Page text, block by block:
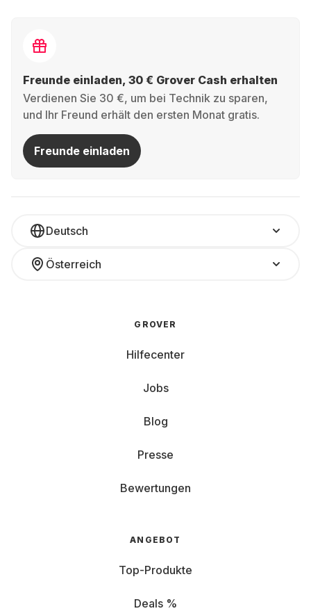
Freunde einladen, 30 € Grover Cash erhalten
Verdienen Sie 30 €, um bei Technik zu sparen,
und Ihr Freund erhält den ersten Monat gratis.
Freunde einladen
Deutsch
Österreich
GROVER
Hilfecenter
Jobs
Blog
Presse
Bewertungen
ANGEBOT
Top-Produkte
Deals %